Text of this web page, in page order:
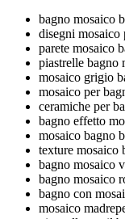
bagno mosaico
disegni mosaico
parete mosaico
piastrelle bagno
mosaico grigio
mosaico per
ceramiche per
bagno effetto
mosaico bagno
texture mosaico
bagno mosaico
bagno mosaico
bagno con
mosaico